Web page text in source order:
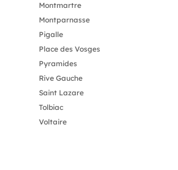
Montmartre
Montparnasse
Pigalle
Place des Vosges
Pyramides
Rive Gauche
Saint Lazare
Tolbiac
Voltaire